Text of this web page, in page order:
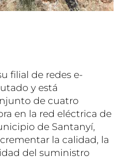
filial de redes e-
y está
de cuatro
en la red eléctrica de
de Santanyí,
la calidad, la
del suministro